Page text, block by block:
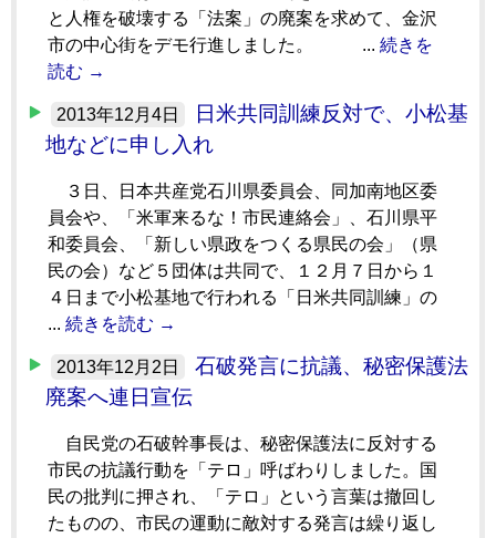
と人権を破壊する「法案」の廃案を求めて、金沢
市の中心街をデモ行進しました。 ... 続きを
読む →
2013年12月4日
日米共同訓練反対で、小松基
地などに申し入れ
３日、日本共産党石川県委員会、同加南地区委
員会や、「米軍来るな！市民連絡会」、石川県平
和委員会、「新しい県政をつくる県民の会」（県
民の会）など５団体は共同で、１２月７日から１
４日まで小松基地で行われる「日米共同訓練」の
... 続きを読む →
2013年12月2日
石破発言に抗議、秘密保護法
廃案へ連日宣伝
自民党の石破幹事長は、秘密保護法に反対する
市民の抗議行動を「テロ」呼ばわりしました。国
民の批判に押され、「テロ」という言葉は撤回し
たものの、市民の運動に敵対する発言は繰り返し